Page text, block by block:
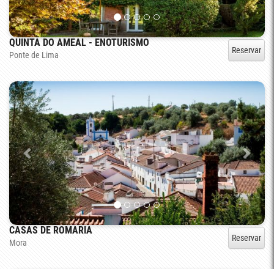
QUINTA DO AMEAL - ENOTURISMO
Ponte de Lima Reservar
CASAS DE ROMARIA
Mora Reservar